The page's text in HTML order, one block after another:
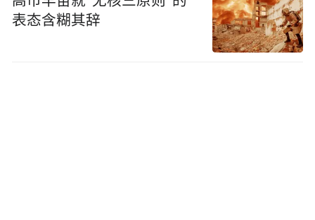
表态含糊其辞